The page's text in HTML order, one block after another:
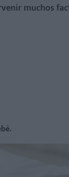
muchos